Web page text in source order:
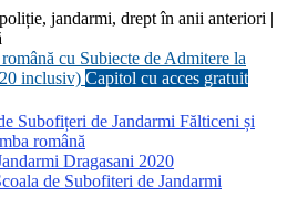
jandarmi, drept în anii anteriori |
cu Subiecte de Admitere la
inclusiv) Capitol cu acces gratuit
Subofițeri de Jandarmi Fălticeni și
română
Dragasani 2020
de Subofiteri de Jandarmi